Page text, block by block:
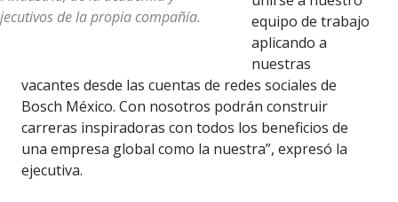
de la propia compañía.
equipo de trabajo
aplicando a
nuestras
vacantes desde las cuentas de redes sociales de
Bosch México. Con nosotros podrán construir
carreras inspiradoras con todos los beneficios de
una empresa global como la nuestra”, expresó la
ejecutiva.